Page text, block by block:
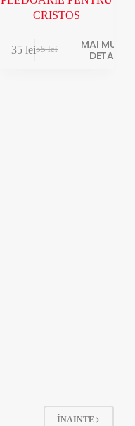
CRISTOS
55lei
35 lei
MAI MULTE
DETALII
ÎNAINTE